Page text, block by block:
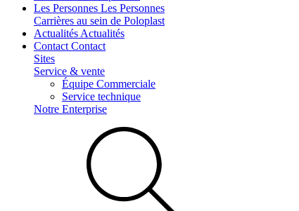
Les Personnes Les Personnes
Carrières au sein de Poloplast
Actualités Actualités
Contact Contact
Sites
Service & vente
Équipe Commerciale
Service technique
Notre Enterprise